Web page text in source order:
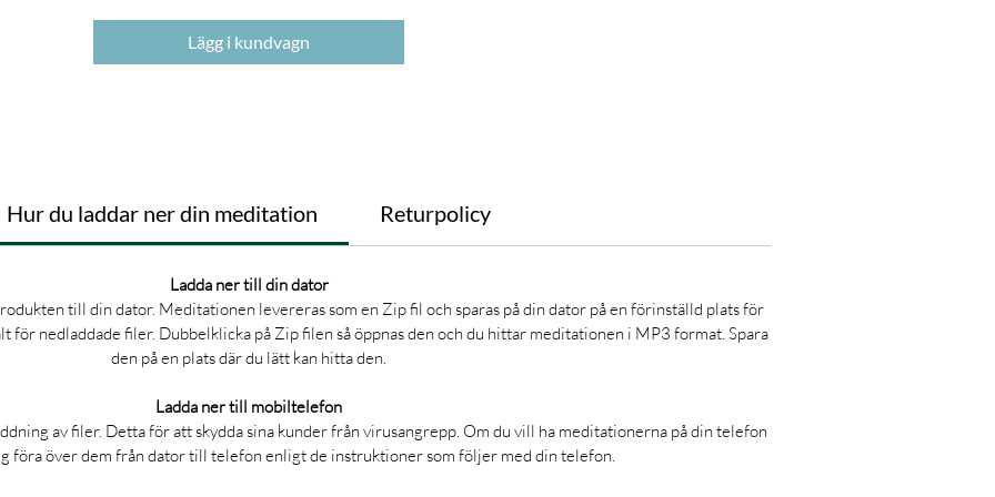
Lägg i kundvagn
Hur du laddar ner din meditation Returpolicy
Ladda ner till din dator
till din dator. Meditationen levereras som en Zip fil och sparas på din dator på en förinställd plats för
för nedladdade filer. Dubbelklicka på Zip filen så öppnas den och du hittar meditationen i MP3 format. Spara
den på en plats där du lätt kan hitta den.
Ladda ner till mobiltelefon
av filer. Detta för att skydda sina kunder från virusangrepp. Om du vill ha meditationerna på din telefon
föra över dem från dator till telefon enligt de instruktioner som följer med din telefon.